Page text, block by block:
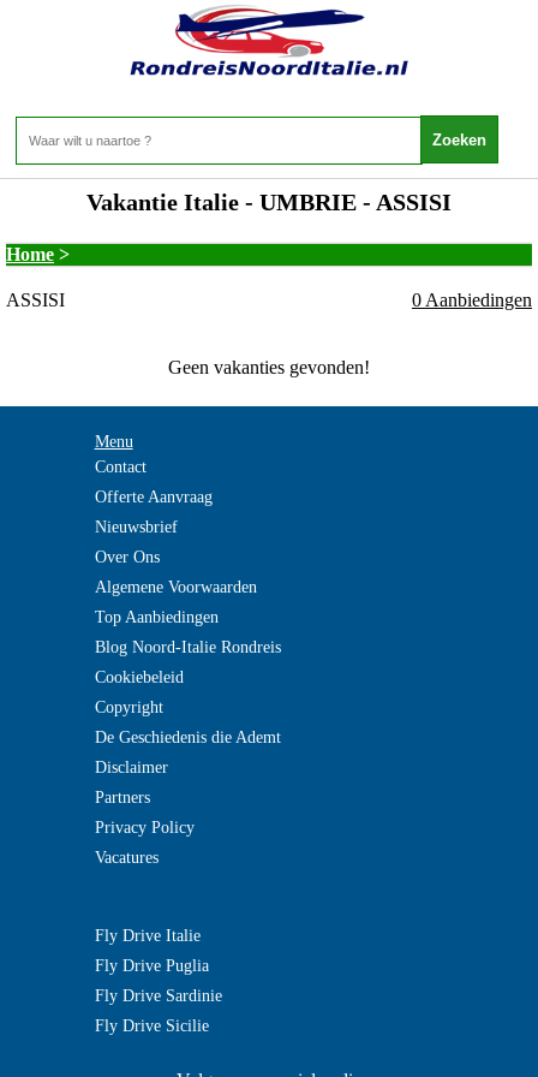
Vakantie Italie - UMBRIE - ASSISI
Home >
ASSISI 0 Aanbiedingen
Geen vakanties gevonden!
Menu
Contact
Offerte Aanvraag
Nieuwsbrief
Over Ons
Algemene Voorwaarden
Top Aanbiedingen
Blog Noord-Italie Rondreis
Cookiebeleid
Copyright
De Geschiedenis die Ademt
Disclaimer
Partners
Privacy Policy
Vacatures
Fly Drive Italie
Fly Drive Puglia
Fly Drive Sardinie
Fly Drive Sicilie